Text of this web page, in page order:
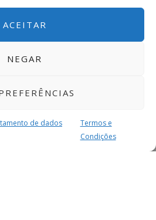
ACEITAR
NEGAR
de dados
Termos e
Condições